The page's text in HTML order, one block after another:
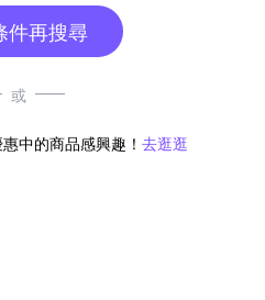
件再搜尋
或
中的商品感興趣！ 去逛逛